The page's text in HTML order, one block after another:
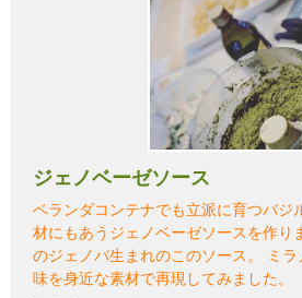
ジェノベーゼソース
ベランダコンテナでも立派に育つバジ
材にもあうジェノベーゼソースを作り
のジェノバ生まれのこのソース。 ミ
味を身近な素材で再現してみました。